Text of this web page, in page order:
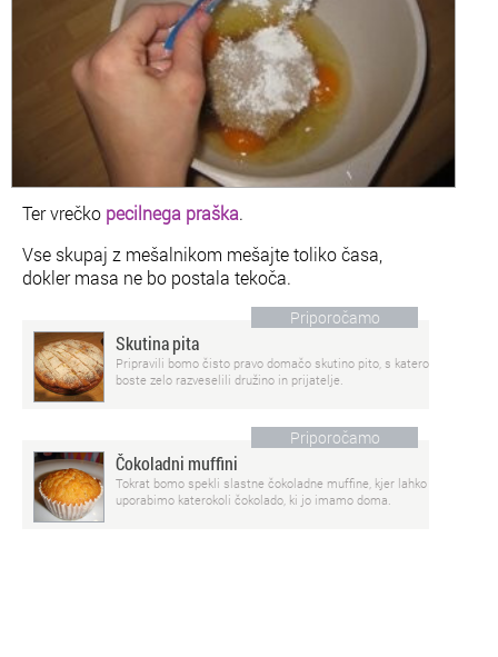
Ter vrečko pecilnega praška.
Vse skupaj z mešalnikom mešajte toliko časa,
dokler masa ne bo postala tekoča.
Priporočamo
Skutina pita
Pripravili bomo čisto pravo domačo skutino pito, s katero
boste zelo razveselili družino in prijatelje.
Priporočamo
Čokoladni muffini
Tokrat bomo spekli slastne čokoladne muffine, kjer lahko
uporabimo katerokoli čokolado, ki jo imamo doma.